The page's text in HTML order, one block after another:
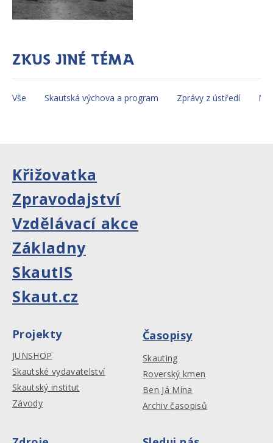
Zkus jiné téma
Vše Skautská výchova a program Zprávy z ústředí
Křižovatka
Zpravodajství
Vzdělávací akce
Základny
SkautIS
Skaut.cz
Projekty
JUNSHOP
Skautské vydavatelství
Skautský institut
Závody
Časopisy
Skauting
Roverský kmen
Ben Já Mína
Archiv časopisů